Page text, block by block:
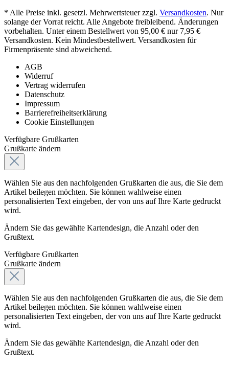
* Alle Preise inkl. gesetzl. Mehrwertsteuer zzgl. Versandkosten. Nur
solange der Vorrat reicht. Alle Angebote freibleibend. Änderungen
vorbehalten. Unter einem Bestellwert von 95,00 € nur 7,95 €
Versandkosten. Kein Mindestbestellwert. Versandkosten für
Firmenpräsente sind abweichend.
AGB
Widerruf
Vertrag widerrufen
Datenschutz
Impressum
Barrierefreiheitserklärung
Cookie Einstellungen
Verfügbare Grußkarten
Grußkarte ändern
Wählen Sie aus den nachfolgenden Grußkarten die aus, die Sie dem
Artikel beilegen möchten. Sie können wahlweise einen
personalisierten Text eingeben, der von uns auf Ihre Karte gedruckt
wird.
Ändern Sie das gewählte Kartendesign, die Anzahl oder den
Grußtext.
Verfügbare Grußkarten
Grußkarte ändern
Wählen Sie aus den nachfolgenden Grußkarten die aus, die Sie dem
Artikel beilegen möchten. Sie können wahlweise einen
personalisierten Text eingeben, der von uns auf Ihre Karte gedruckt
wird.
Ändern Sie das gewählte Kartendesign, die Anzahl oder den
Grußtext.